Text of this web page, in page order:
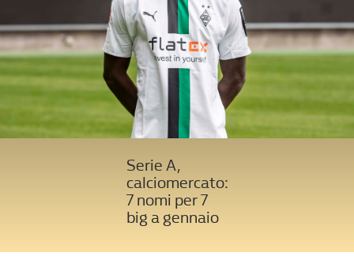
Serie A,
calciomercato:
7 nomi per 7
big a gennaio